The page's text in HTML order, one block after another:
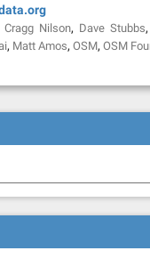
Cragg Nilson, Dave Stubbs,
, Matt Amos, OSM, OSM